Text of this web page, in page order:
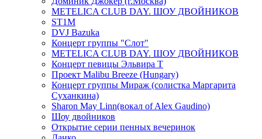
METELICA CLUB DAY. ШОУ ДВОЙНИКОВ
ST1M
DVJ Bazuka
Концерт группы "Слот"
METELICA CLUB DAY. ШОУ ДВОЙНИКОВ
Концерт певицы Эльвира Т
Проект Malibu Breeze (Hungary)
Концерт группы Мираж (солистка Маргарита
Суханкина)
Sharon May Linn(вокал of Alex Gaudino)
Шоу двойников
Открытие серии пенных вечеринок